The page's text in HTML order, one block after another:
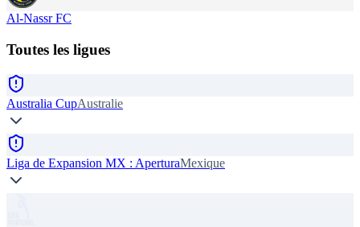
Al-Nassr FC
Toutes les ligues
Australia CupAustralie
Liga de Expansion MX : AperturaMexique